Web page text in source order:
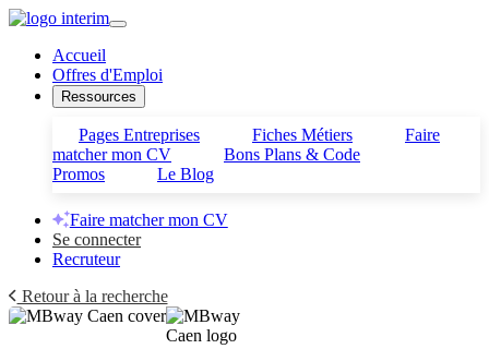
Accueil
Offres d'Emploi
Ressources
Pages Entreprises Fiches Métiers
Faire
matcher mon CV
Bons Plans & Code
Promos
Le Blog
Faire matcher mon CV
Se connecter
Recruteur
Retour à la recherche